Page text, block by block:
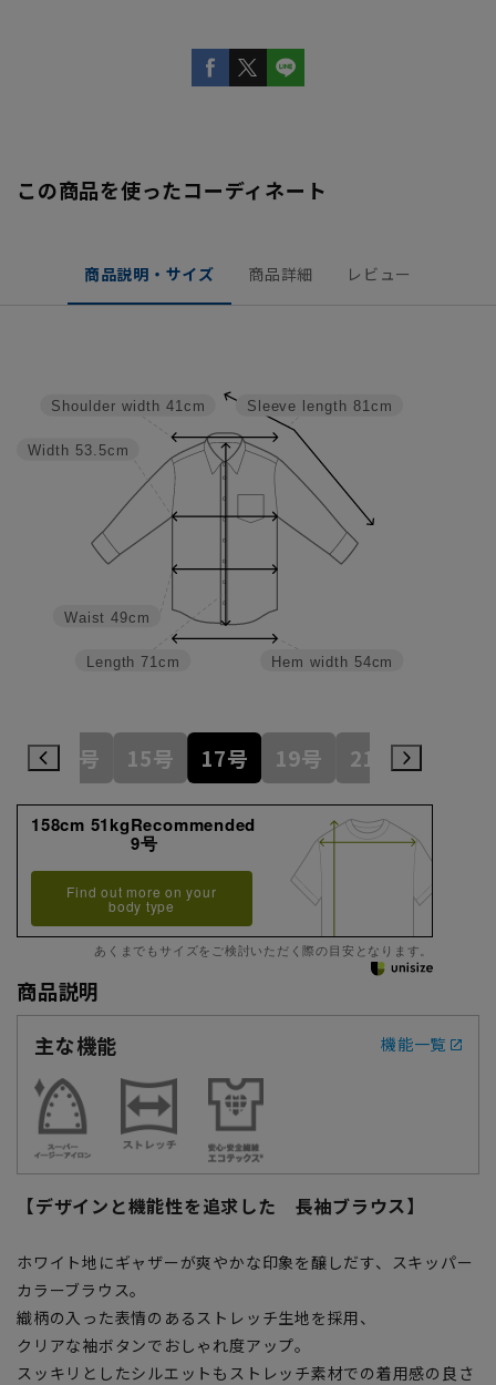
この商品を使ったコーディネート
商品説明・サイズ 商品詳細 レビュー
Hem width 54cm
Sleeve length 81cm
Length 71cm
Waist 49cm
Width 53.5cm
Shoulder width 41cm
13号 15号 17号 19号 21号
158cm 51kgRecommended
9号
Find out more on your
body type
あくまでもサイズをご検討いただく際の目安となります。
商品説明
主な機能
機能一覧
【デザインと機能性を追求した 長袖ブラウス】
ホワイト地にギャザーが爽やかな印象を醸しだす、スキッパー
カラーブラウス。
織柄の入った表情のあるストレッチ生地を採用、
クリアな袖ボタンでおしゃれ度アップ。
スッキリとしたシルエットもストレッチ素材での着用感の良さ